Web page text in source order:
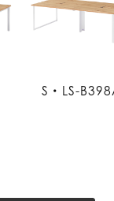
S・LS-